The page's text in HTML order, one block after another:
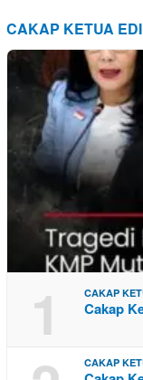
CAKAP KETUA EDI
1 CAKAP
Cakap
CAKAP